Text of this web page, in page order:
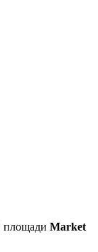
площади Market